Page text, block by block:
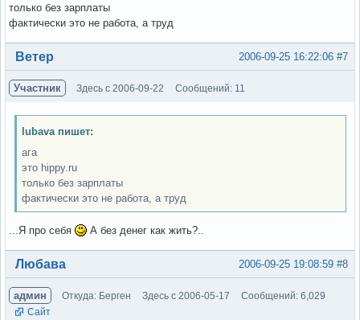
только без зарплаты
фактически это не работа, а труд
Вне форума #7
2006-09-25 16:22:06
Ветер
Участник Здесь с 2006-09-22 Сообщений: 11
lubava пишет:
ага
это hippy.ru
только без зарплаты
фактически это не работа, а труд
...Я про себя А без денег как жить?..
Вне форума #8
2006-09-25 19:08:59
Любава
админ Откуда: Берген Здесь с 2006-05-17
Сообщений: 6,029
Сайт